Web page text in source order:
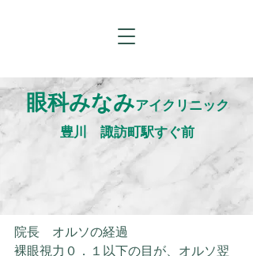
眼科みなみアイクリニック
​豊川 諏訪町駅すぐ前
院長　オルソの経過
裸眼視力０．１以下の目が、オルソ翌